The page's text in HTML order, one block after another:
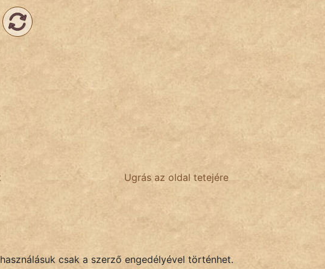
Ugrás az oldal tetejére
csak a szerző engedélyével történhet.